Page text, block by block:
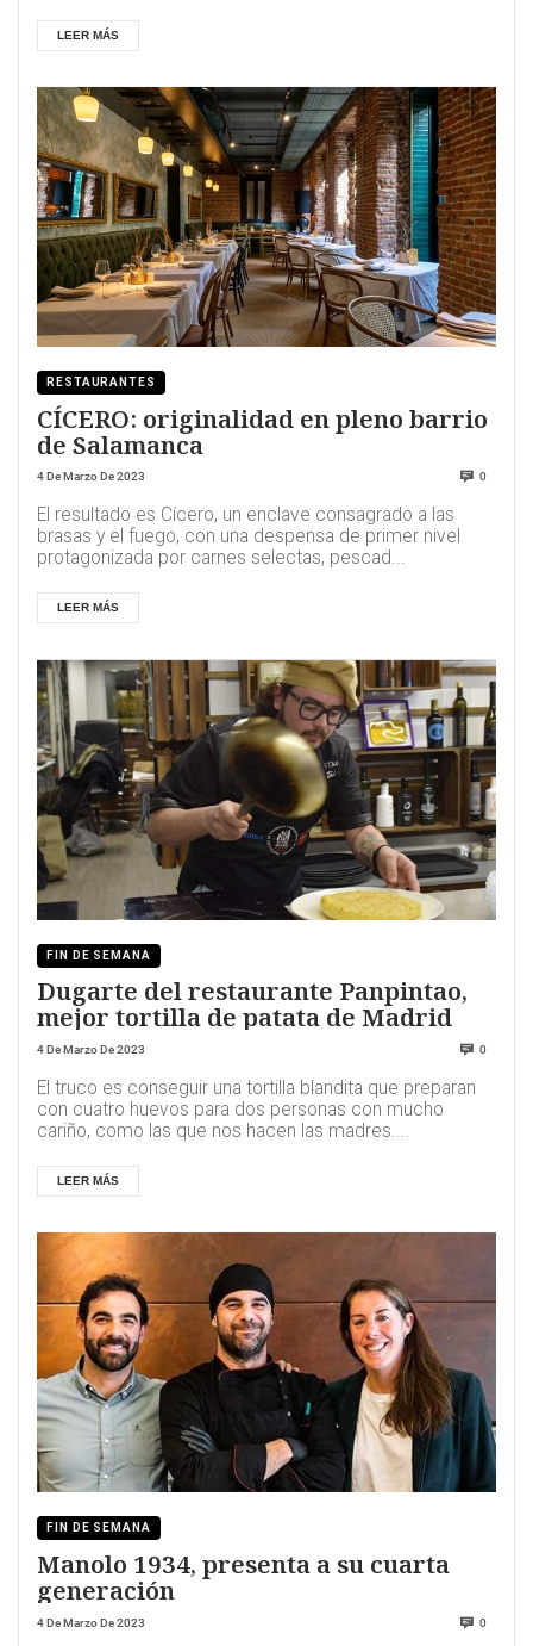
LEER MÁS
RESTAURANTES
CÍCERO: originalidad en pleno barrio
de Salamanca
4 De Marzo De 2023 0
El resultado es Cícero, un enclave consagrado a las
brasas y el fuego, con una despensa de primer nivel
protagonizada por carnes selectas, pescad...
LEER MÁS
FIN DE SEMANA
Dugarte del restaurante Panpintao,
mejor tortilla de patata de Madrid
4 De Marzo De 2023 0
El truco es conseguir una tortilla blandita que preparan
con cuatro huevos para dos personas con mucho
cariño, como las que nos hacen las madres....
LEER MÁS
FIN DE SEMANA
Manolo 1934, presenta a su cuarta
generación
4 De Marzo De 2023 0